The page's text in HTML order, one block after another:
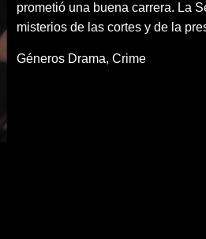
prometió una buena carrera. La
misterios de las cortes y de la
Géneros Drama Crime